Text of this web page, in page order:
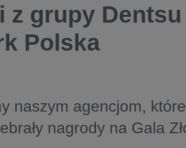
z grupy
Polska
naszym agencjom,
nagrody na Gala